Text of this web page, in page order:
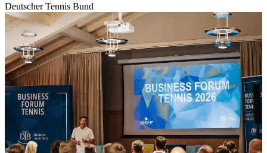
Deutscher Tennis Bund